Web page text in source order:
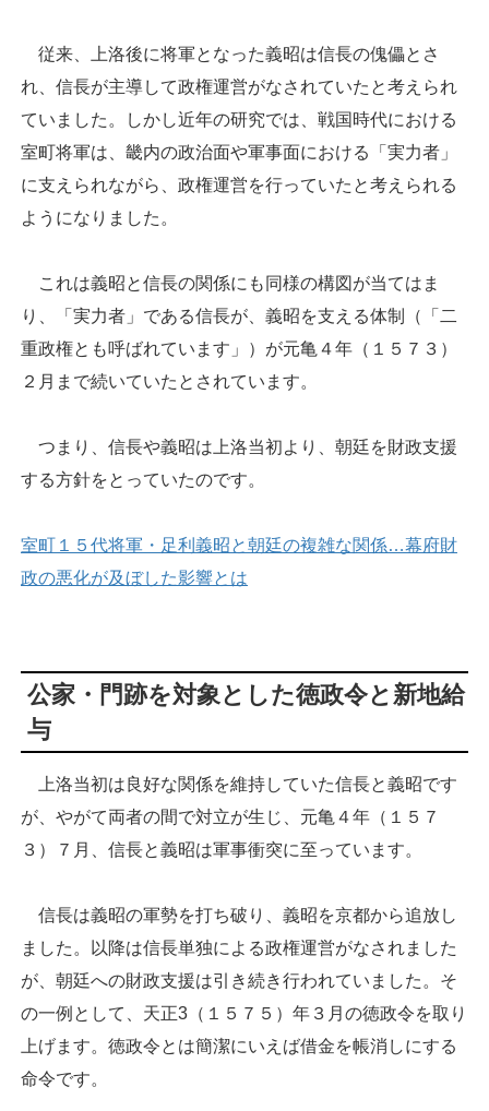
従来、上洛後に将軍となった義昭は信長の傀儡とさ
れ、信長が主導して政権運営がなされていたと考えられ
ていました。しかし近年の研究では、戦国時代における
室町将軍は、畿内の政治面や軍事面における「実力者」
に支えられながら、政権運営を行っていたと考えられる
ようになりました。
これは義昭と信長の関係にも同様の構図が当てはま
り、「実力者」である信長が、義昭を支える体制（「二
重政権とも呼ばれています」）が元亀４年（１５７３）
２月まで続いていたとされています。
つまり、信長や義昭は上洛当初より、朝廷を財政支援
する方針をとっていたのです。
室町１５代将軍・足利義昭と朝廷の複雑な関係…幕府財
政の悪化が及ぼした影響とは
公家・門跡を対象とした徳政令と新地給
与
上洛当初は良好な関係を維持していた信長と義昭です
が、やがて両者の間で対立が生じ、元亀４年（１５７
３）７月、信長と義昭は軍事衝突に至っています。
信長は義昭の軍勢を打ち破り、義昭を京都から追放し
ました。以降は信長単独による政権運営がなされました
が、朝廷への財政支援は引き続き行われていました。そ
の一例として、天正3（１５７５）年３月の徳政令を取り
上げます。徳政令とは簡潔にいえば借金を帳消しにする
命令です。